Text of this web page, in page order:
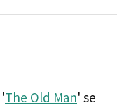
'The Old Man' se